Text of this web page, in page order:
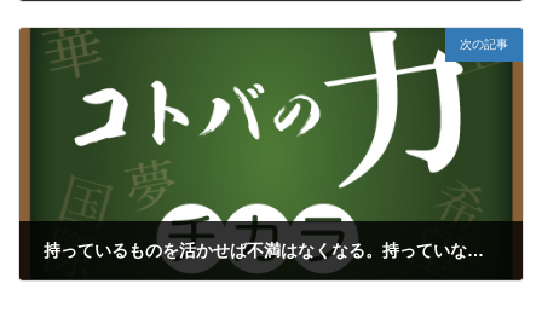
次の記事
持っているものを活かせば不満はなくなる。持っていないものに期待すれば不満が生まれる。